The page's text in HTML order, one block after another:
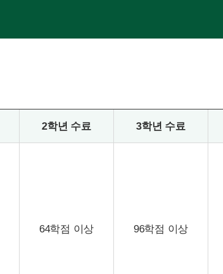
2학년 수료 3학년 수료
64학점 이상 96학점 이상